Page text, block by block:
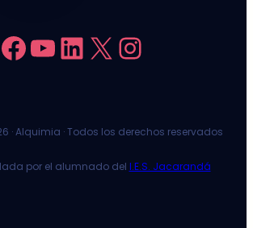
Facebook YouTube LinkedIn X Instagram
· Alquimia · Todos los derechos reservados
por el alumnado del I.E.S. Jacarandá